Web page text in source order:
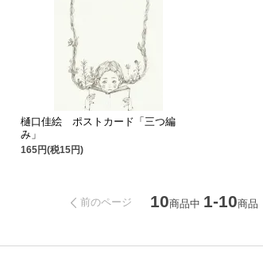
樋口佳絵 ポストカード「三つ編
み」
165円(税15円)
前のページ 10商品中 1-10商品